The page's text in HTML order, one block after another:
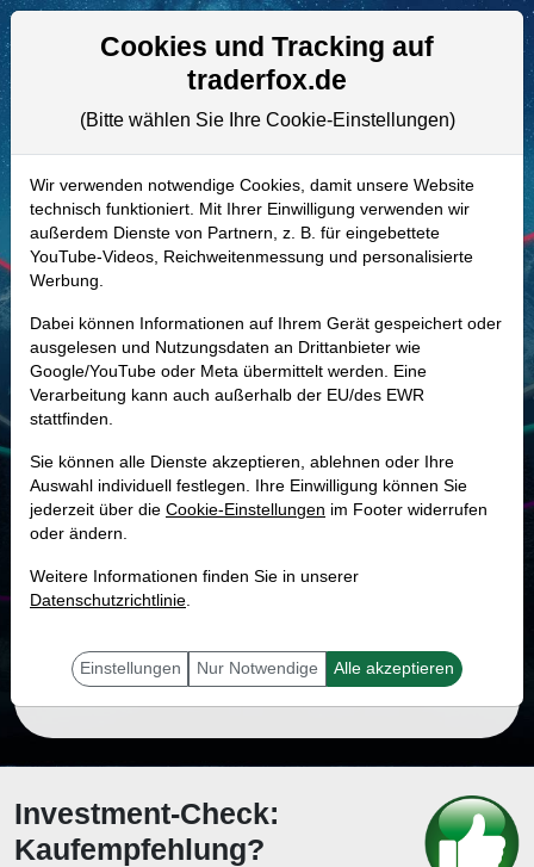
Aktien- und Artikelsuche
909800 | TSM–Taiwan
Semiconductor Manufacturing
Aktie
Realtime-Aktienkurs:
-
-
Marktkapitalisierung
Unternehmenswert 59,10 Bio. TWD
Umsatz 3,81 Bio. TWD
MONKEY-TRADER INDIKATOR
Mit 89.9 % Wahrscheinlichkeit wird selbst der unglücklichst agierende Trader
mit dieser Aktie erfolgreich sein.
Investment-Check:
Kaufempfehlung?
Cookies und Tracking auf
traderfox.de
(Bitte wählen Sie Ihre Cookie-Einstellungen)
Wir verwenden notwendige Cookies, damit unsere Website
technisch funktioniert. Mit Ihrer Einwilligung verwenden wir
außerdem Dienste von Partnern, z. B. für eingebettete
YouTube-Videos, Reichweitenmessung und personalisierte
Werbung.
Dabei können Informationen auf Ihrem Gerät gespeichert oder
ausgelesen und Nutzungsdaten an Drittanbieter wie
Google/YouTube oder Meta übermittelt werden. Eine
Verarbeitung kann auch außerhalb der EU/des EWR
stattfinden.
Sie können alle Dienste akzeptieren, ablehnen oder Ihre
Auswahl individuell festlegen. Ihre Einwilligung können Sie
jederzeit über die Cookie-Einstellungen im Footer widerrufen
oder ändern.
Weitere Informationen finden Sie in unserer
Datenschutzrichtlinie.
Einstellungen Nur Notwendige Alle akzeptieren